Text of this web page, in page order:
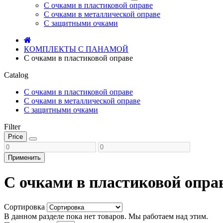
С очками в пластиковой оправе
С очками в металлической оправе
С защитными очками
КОМПЛЕКТЫ С ПАНАМОЙ
С очками в пластиковой оправе
Catalog
С очками в пластиковой оправе
С очками в металлической оправе
С защитными очками
Filter
Price
Применить
С очками в пластиковой
Сортировка
В данном разделе пока нет товаров. Мы работаем над этим.